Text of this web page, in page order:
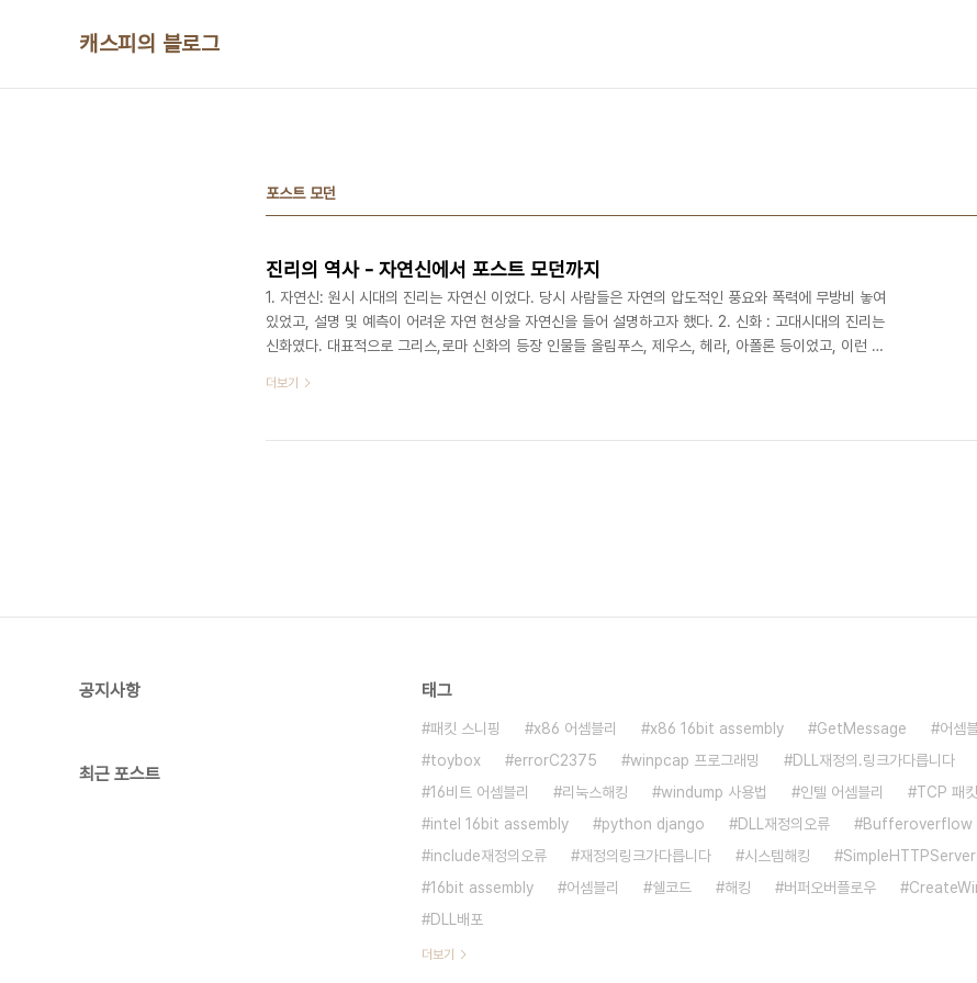
캐스피의 블로그
포스트 모던
진리의 역사 - 자연신에서 포스트 모던까지
1. 자연신: 원시 시대의 진리는 자연신 이었다. 당시 사람들은 자연의 압도적인 풍요와 폭력에 무방비 놓여
있었고, 설명 및 예측이 어려운 자연 현상을 자연신을 들어 설명하고자 했다. 2. 신화 : 고대시대의 진리는
신화였다. 대표적으로 그리스,로마 신화의 등장 인물들 올림푸스, 제우스, 헤라, 아폴론 등이었고, 이런 존
다. 3. 유일신: 중세시대에 들어와서는 유대교, 그리스도교나 이슬람에서 등장하는 진리로서 신은 초월적이
이성은 구체적으로 수학, 물리학, 철학이 그것이었고 이세 학문 영역은 다른 모든 ..
더보기
공지사항
최근 포스트
태그
패킷 스니핑 x86 어셈블리 x86 16bit assembly GetMessage
어셈
toybox
errorC2375 winpcap 프로그래밍 DLL재정의.링크가다릅니다
16비트 어셈블리
리눅스해킹 windump 사용법 인텔 어셈블리
TCP 패
intel 16bit assembly
python django DLL재정의오류
Bufferoverflow
include재정의오류
재정의링크가다릅니다 시스템해킹
SimpleHTTPServer
16bit assembly
어셈블리 쉘코드 해킹 버퍼오버플로우
DLL배포
더보기